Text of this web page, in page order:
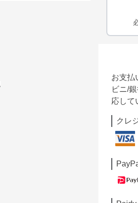
お支払
ビニ/
応して
クレ